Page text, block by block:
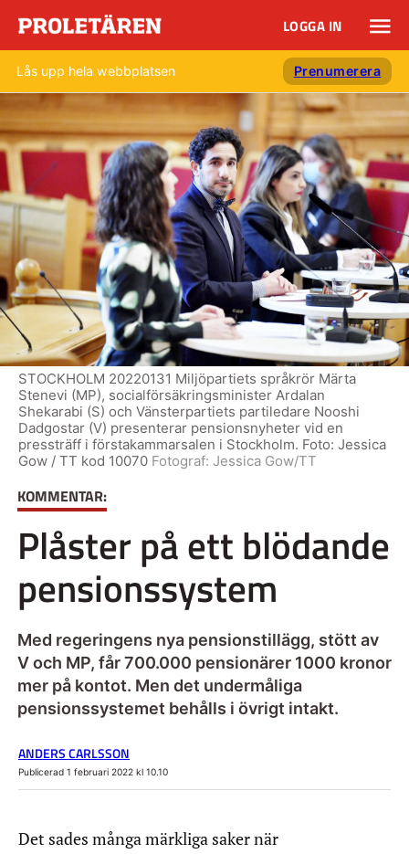
LOGGA IN
Lås upp hela webbplatsen Prenumerera
KOMMENTAR:
Plåster på ett blödande
pensionssystem
Med regeringens nya pensionstillägg, stött av
V och MP, får 700.000 pensionärer 1000 kronor
mer på kontot. Men det undermåliga
pensionssystemet behålls i övrigt intakt.
STOCKHOLM 20220131 Miljöpartiets språkrör Märta
Stenevi (MP), socialförsäkringsminister Ardalan
Shekarabi (S) och Vänsterpartiets partiledare Nooshi
Dadgostar (V) presenterar pensionsnyheter vid en
pressträff i förstakammarsalen i Stockholm. Foto: Jessica
Gow / TT kod 10070 Fotograf: Jessica Gow/TT
ANDERS CARLSSON
Publicerad 1 februari 2022 kl 10.10
Det sades många märkliga saker när